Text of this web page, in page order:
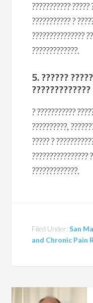
??????????? ?????
??????????? ?
???????????????
?????????????.
5. ??????
? ???????????
??????????,
????? ?
????????????????
?????????????.
Filed Under:San
and Chronic Pain